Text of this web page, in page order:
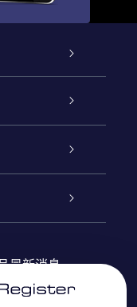
最新消息